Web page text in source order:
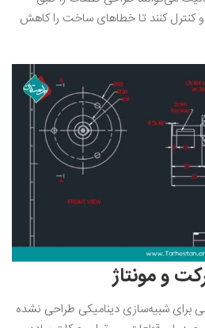
و کنترل کنند تا خطاهای ساخت را کاهش
و مونتاژ
برای شبیه‌سازی دینامیکی طراحی نشده